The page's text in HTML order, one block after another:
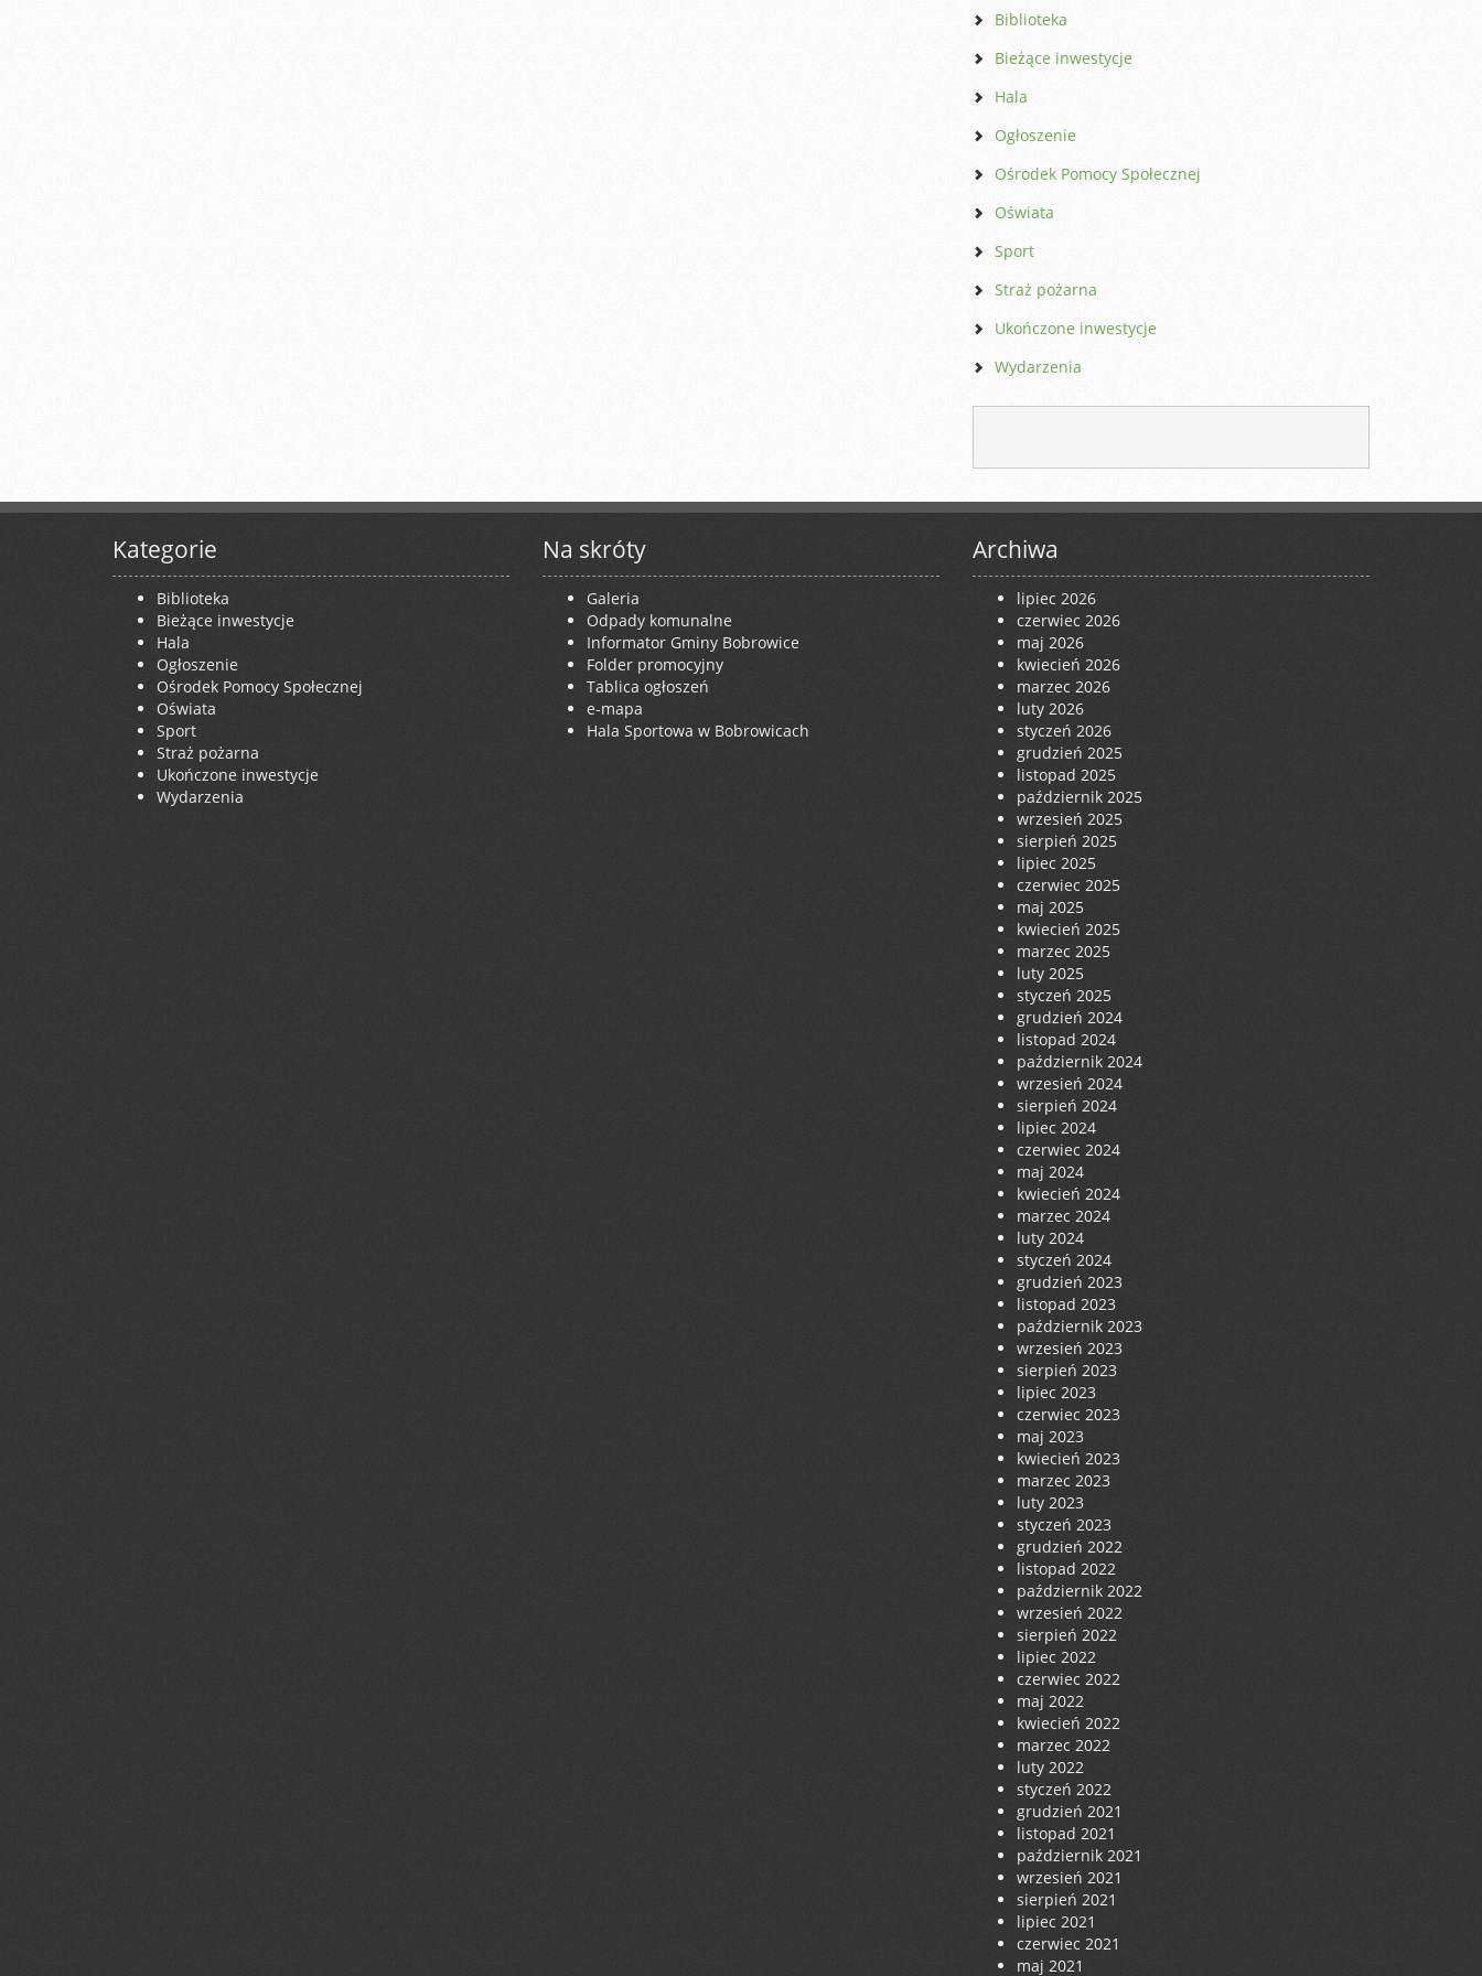
Biblioteka
Bieżące inwestycje
Hala
Ogłoszenie
Ośrodek Pomocy Społecznej
Oświata
Sport
Straż pożarna
Ukończone inwestycje
Wydarzenia
Kategorie
Biblioteka
Bieżące inwestycje
Hala
Ogłoszenie
Ośrodek Pomocy Społecznej
Oświata
Sport
Straż pożarna
Ukończone inwestycje
Wydarzenia
Na skróty
Galeria
Odpady komunalne
Informator Gminy Bobrowice
Folder promocyjny
Tablica ogłoszeń
e-mapa
Hala Sportowa w Bobrowicach
Archiwa
lipiec 2026
czerwiec 2026
maj 2026
kwiecień 2026
marzec 2026
luty 2026
styczeń 2026
grudzień 2025
listopad 2025
październik 2025
wrzesień 2025
sierpień 2025
lipiec 2025
czerwiec 2025
maj 2025
kwiecień 2025
marzec 2025
luty 2025
styczeń 2025
grudzień 2024
listopad 2024
październik 2024
wrzesień 2024
sierpień 2024
lipiec 2024
czerwiec 2024
maj 2024
kwiecień 2024
marzec 2024
luty 2024
styczeń 2024
grudzień 2023
listopad 2023
październik 2023
wrzesień 2023
sierpień 2023
lipiec 2023
czerwiec 2023
maj 2023
kwiecień 2023
marzec 2023
luty 2023
styczeń 2023
grudzień 2022
listopad 2022
październik 2022
wrzesień 2022
sierpień 2022
lipiec 2022
czerwiec 2022
maj 2022
kwiecień 2022
marzec 2022
luty 2022
styczeń 2022
grudzień 2021
listopad 2021
październik 2021
wrzesień 2021
sierpień 2021
lipiec 2021
czerwiec 2021
maj 2021